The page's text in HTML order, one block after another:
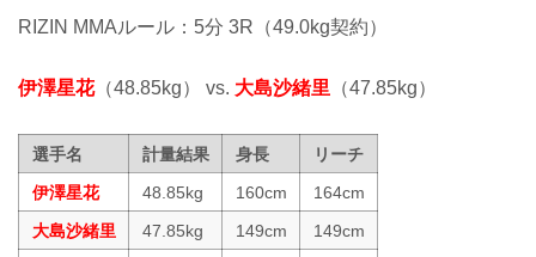
RIZIN MMAルール：5分 3R（49.0kg契約）
伊澤星花（48.85kg） vs. 大島沙緒里 （47.85kg）
選手名 計量結果 身長
リーチ
伊澤星花
48.85kg 160cm
164cm
大島沙緒里
47.85kg 149cm
149cm